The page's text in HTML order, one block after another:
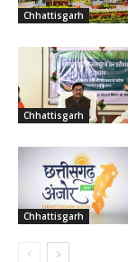
Chhattisgarh
Chhattisgarh
Chhattisgarh